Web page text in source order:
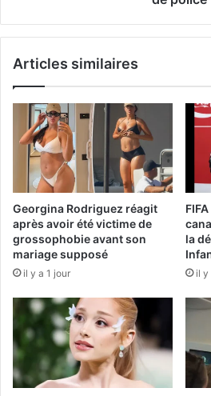
Articles similaires
Georgina Rodriguez réagit
après avoir été victime de
grossophobie avant son
mariage supposé
il y a 1 jour
la
il y